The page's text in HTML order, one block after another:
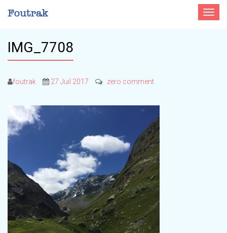
Toggle
IMG_7708
foutrak 27 Juil 2017 zero comment